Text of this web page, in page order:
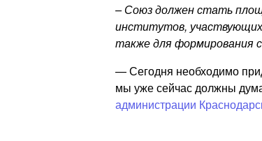
– Союз должен стать
институтов, участвующих
также для формирования
— Сегодня необходимо
мы уже сейчас должны
администрации